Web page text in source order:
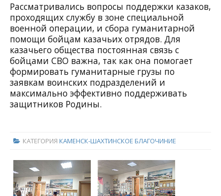
Рассматривались вопросы поддержки казаков,
проходящих службу в зоне специальной
военной операции, и сбора гуманитарной
помощи бойцам казачьих отрядов. Для
казачьего общества постоянная связь с
бойцами СВО важна, так как она помогает
формировать гуманитарные грузы по
заявкам воинских подразделений и
максимально эффективно поддерживать
защитников Родины.
КАТЕГОРИЯ КАМЕНСК-ШАХТИНСКОЕ БЛАГОЧИНИЕ